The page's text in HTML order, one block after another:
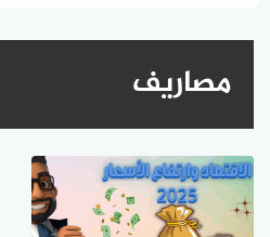
مصاريف